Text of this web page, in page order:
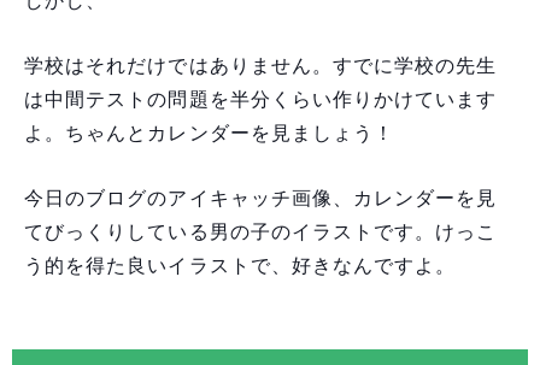
学校はそれだけではありません。すでに学校の先生
は中間テストの問題を半分くらい作りかけています
よ。ちゃんとカレンダーを見ましょう！
今日のブログのアイキャッチ画像、カレンダーを見
てびっくりしている男の子のイラストです。けっこ
う的を得た良いイラストで、好きなんですよ。